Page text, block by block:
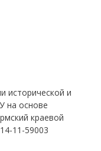
исторической и
на основе
краевой
11-59003